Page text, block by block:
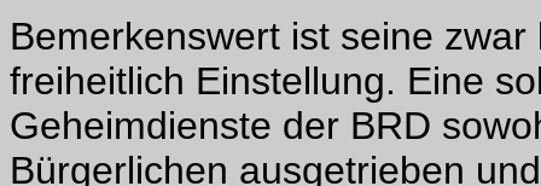
Bemerkenswert ist seine
freiheitlich Einstellung. Eine
Geheimdienste der BRD
Bürgerlichen ausgetrieben